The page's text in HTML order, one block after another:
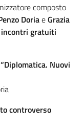
composto
DoriaeGrazia
gratuiti
Nuovi
controverso